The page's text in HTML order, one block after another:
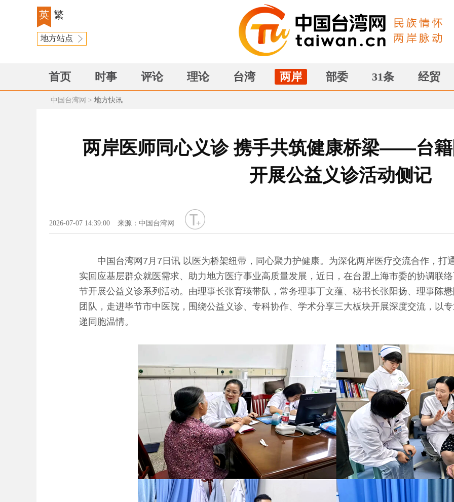
英 繁
地方站点
首页 时事 评论 理论 台湾 两岸 部委 31条 经贸
中国台湾网 > 地方快讯
两岸医师同心义诊 携手共筑健康桥梁——台
开展公益义诊活动侧记
2026-07-07 14:39:00 来源：中国台湾网
字号
中国台湾网7月7日讯 以医为桥架纽带，同心聚力护健康。为深化两岸医疗交流合作，打
实回应基层群众就医需求、助力地方医疗事业高质量发展，近日，在台盟上海市委的协调联
节开展公益义诊系列活动。由理事长张育瑛带队，常务理事丁文蕴、秘书长张阳扬、理事陈
团队，走进毕节市中医院，围绕公益义诊、专科协作、学术分享三大板块开展深度交流，以
递同胞温情。